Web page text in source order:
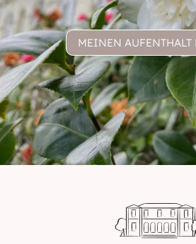
MEINEN AUFENTHALT